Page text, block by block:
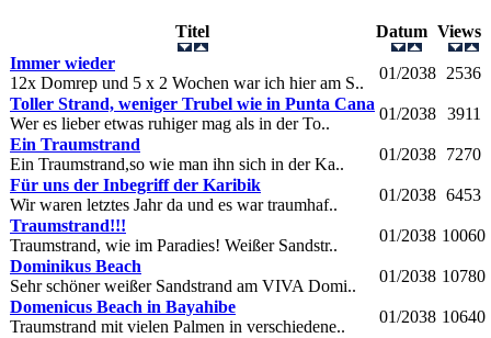
Titel Datum Views
Immer wieder
12x Domrep und 5 x 2 Wochen war ich hier am S..
01/2038 2536
Toller Strand, weniger Trubel wie in Punta Cana
Wer es lieber etwas ruhiger mag als in der To..
01/2038 3911
Ein Traumstrand
Ein Traumstrand,so wie man ihn sich in der Ka..
01/2038 7270
Für uns der Inbegriff der Karibik
Wir waren letztes Jahr da und es war traumhaf..
01/2038 6453
Traumstrand!!!
Traumstrand, wie im Paradies! Weißer Sandstr..
01/2038 10060
Dominikus Beach
Sehr schöner weißer Sandstrand am VIVA Domi..
01/2038 10780
Domenicus Beach in Bayahibe
Traumstrand mit vielen Palmen in verschiedene..
01/2038 10640